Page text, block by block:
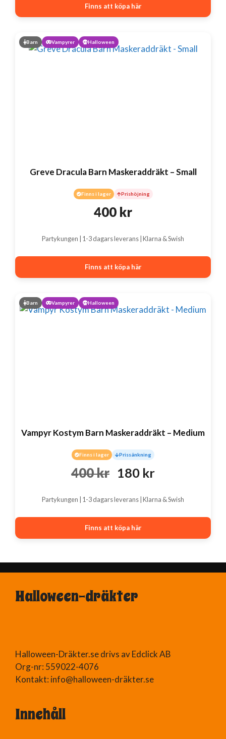
var:
Finns att köpa här
Barn Vampyrer Halloween
Greve Dracula Barn Maskeraddräkt – Small
Finns i lager Prishöjning
400 kr
Partykungen | 1-3 dagars leverans | Klarna & Swish
Finns att köpa här
Barn Vampyrer Halloween
Vampyr Kostym Barn Maskeraddräkt – Medium
Finns i lager Prissänkning
400kr Det
var:
180 krDet
Partykungen | 1-3 dagars leverans | Klarna & Swish
Finns att köpa här
Halloween-dräkter
Halloween-Dräkter.se drivs av Edclick AB
Org-nr: 559022-4076
Kontakt: info@halloween-dräkter.se
Innehåll